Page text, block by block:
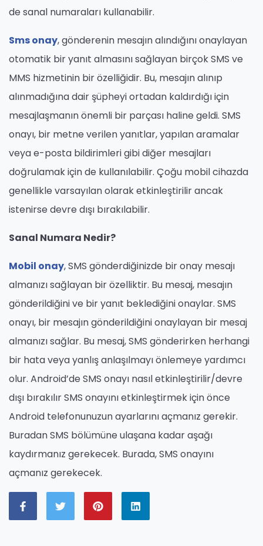
de sanal numaraları kullanabilir.
Sms onay, gönderenin mesajın alındığını onaylayan
otomatik bir yanıt almasını sağlayan birçok SMS ve
MMS hizmetinin bir özelliğidir. Bu, mesajın alınıp
alınmadığına dair şüpheyi ortadan kaldırdığı için
mesajlaşmanın önemli bir parçası haline geldi. SMS
onayı, bir metne verilen yanıtlar, yapılan aramalar
veya e-posta bildirimleri gibi diğer mesajları
doğrulamak için de kullanılabilir. Çoğu mobil cihazda
genellikle varsayılan olarak etkinleştirilir ancak
istenirse devre dışı bırakılabilir.
Sanal Numara Nedir?
Mobil onay, SMS gönderdiğinizde bir onay mesajı
almanızı sağlayan bir özelliktir. Bu mesaj, mesajın
gönderildiğini ve bir yanıt beklediğini onaylar. SMS
onayı, bir mesajın gönderildiğini onaylayan bir mesaj
almanızı sağlar. Bu mesaj, SMS gönderirken herhangi
bir hata veya yanlış anlaşılmayı önlemeye yardımcı
olur. Android’de SMS onayı nasıl etkinleştirilir/devre
dışı bırakılır SMS onayını etkinleştirmek için önce
Android telefonunuzun ayarlarını açmanız gerekir.
Buradan SMS bölümüne ulaşana kadar aşağı
kaydırmanız gerekecek. Burada, SMS onayını
açmanız gerekecek.